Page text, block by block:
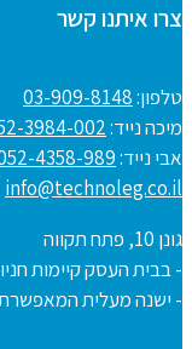
צרו איתנו קשר
טלפון:03-909-8148
מיכה נייד:3984-002
אבי נייד:4358-989
info@technoleg.co.il
גונן 10, פתח תקווה
- בבית העסק קיימות
- ישנה מעלית